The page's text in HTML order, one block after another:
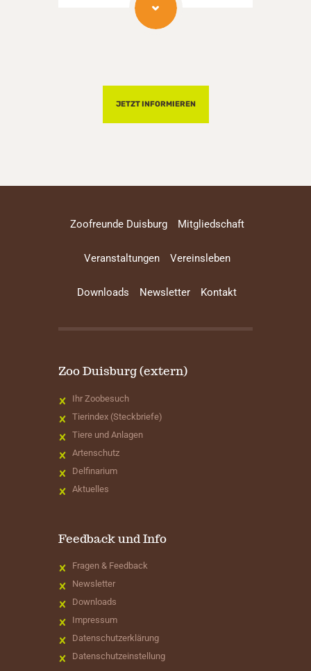
JETZT INFORMIEREN
Zoofreunde Duisburg Mitgliedschaft
Veranstaltungen Vereinsleben
Downloads Newsletter Kontakt
Zoo Duisburg (extern)
Ihr Zoobesuch
Tierindex (Steckbriefe)
Tiere und Anlagen
Artenschutz
Delfinarium
Aktuelles
Feedback und Info
Fragen & Feedback
Newsletter
Downloads
Impressum
Datenschutzerklärung
Datenschutzeinstellung